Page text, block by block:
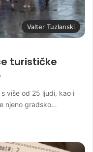
Valter Tuzlanski
turističke
više od 25 ljudi, kao i
njeno gradsko…